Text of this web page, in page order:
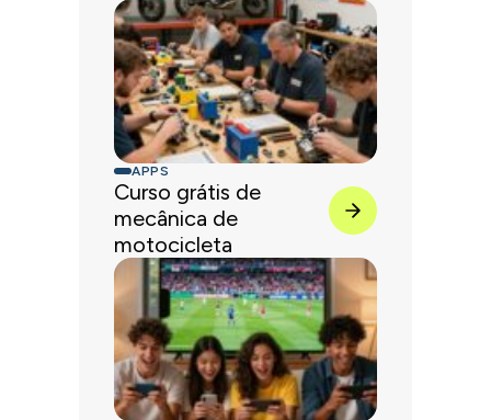
APPS
Curso grátis de
mecânica de
motocicleta